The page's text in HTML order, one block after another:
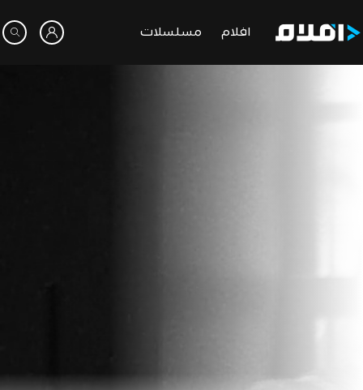
افلام مسلسلات